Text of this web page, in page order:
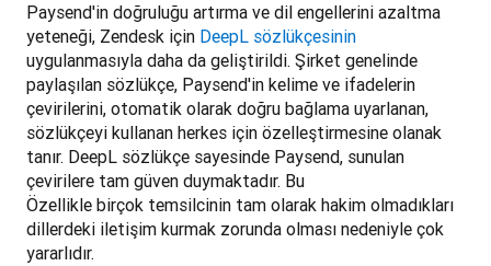
Paysend'in doğruluğu artırma ve dil engellerini azaltma
yeteneği, Zendesk için DeepL sözlükçesinin
uygulanmasıyla daha da geliştirildi. Şirket genelinde
paylaşılan sözlükçe, Paysend'in kelime ve ifadelerin
çevirilerini, otomatik olarak doğru bağlama uyarlanan,
sözlükçeyi kullanan herkes için özelleştirmesine olanak
tanır. DeepL sözlükçe sayesinde Paysend, sunulan
çevirilere tam güven duymaktadır. Bu
Özellikle birçok temsilcinin tam olarak hakim olmadıkları
dillerdeki iletişim kurmak zorunda olması nedeniyle çok
yararlıdır.